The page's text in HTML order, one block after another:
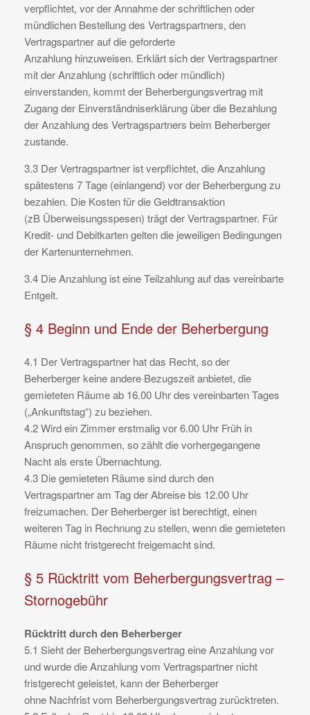
verpflichtet, vor der Annahme der schriftlichen oder
mündlichen Bestellung des Vertragspartners, den
Vertragspartner auf die geforderte
Anzahlung hinzuweisen. Erklärt sich der Vertragspartner
mit der Anzahlung (schriftlich oder mündlich)
einverstanden, kommt der Beherbergungsvertrag mit
Zugang der Einverständniserklärung über die Bezahlung
der Anzahlung des Vertragspartners beim Beherberger
zustande.
3.3 Der Vertragspartner ist verpflichtet, die Anzahlung
spätestens 7 Tage (einlangend) vor der Beherbergung zu
bezahlen. Die Kosten für die Geldtransaktion
(zB Überweisungsspesen) trägt der Vertragspartner. Für
Kredit- und Debitkarten gelten die jeweiligen Bedingungen
der Kartenunternehmen.
3.4 Die Anzahlung ist eine Teilzahlung auf das vereinbarte
Entgelt.
§ 4 Beginn und Ende der Beherbergung
4.1 Der Vertragspartner hat das Recht, so der
Beherberger keine andere Bezugszeit anbietet, die
gemieteten Räume ab 16.00 Uhr des vereinbarten Tages
(„Ankunftstag“) zu beziehen.
4.2 Wird ein Zimmer erstmalig vor 6.00 Uhr Früh in
Anspruch genommen, so zählt die vorhergegangene
Nacht als erste Übernachtung.
4.3 Die gemieteten Räume sind durch den
Vertragspartner am Tag der Abreise bis 12.00 Uhr
freizumachen. Der Beherberger ist berechtigt, einen
weiteren Tag in Rechnung zu stellen, wenn die gemieteten
Räume nicht fristgerecht freigemacht sind.
§ 5 Rücktritt vom Beherbergungsvertrag –
Stornogebühr
Rücktritt durch den Beherberger
5.1 Sieht der Beherbergungsvertrag eine Anzahlung vor
und wurde die Anzahlung vom Vertragspartner nicht
fristgerecht geleistet, kann der Beherberger
ohne Nachfrist vom Beherbergungsvertrag zurücktreten.